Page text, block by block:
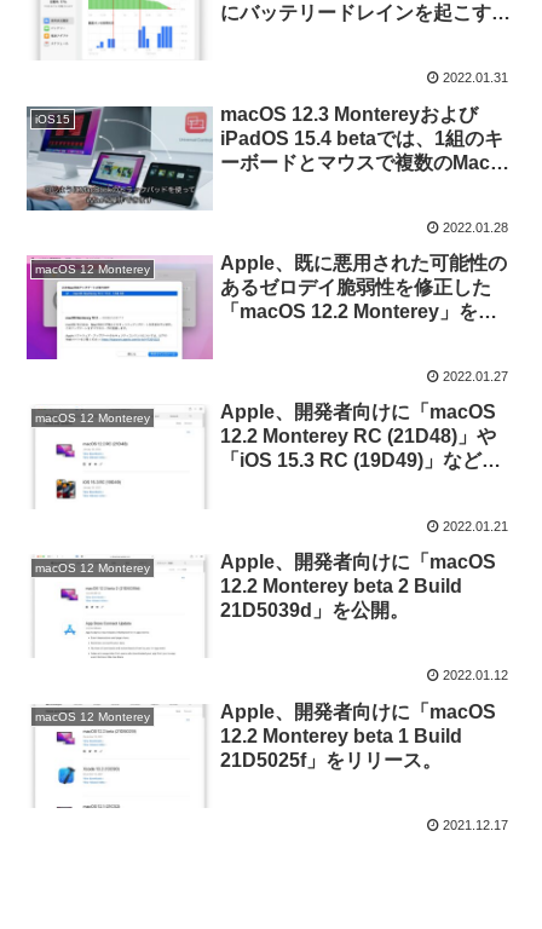
にバッテリードレインを起こす問
2022.01.31
iOS15
macOS 12.3 Montereyおよび
iPadOS 15.4 betaでは、1組のキ
ーボードとマウスで複数のMacと
2022.01.28
macOS 12 Monterey
Apple、既に悪用された可能性の
あるゼロデイ脆弱性を修正した
「macOS 12.2 Monterey」を正
2022.01.27
macOS 12 Monterey
Apple、開発者向けに「macOS
12.2 Monterey RC (21D48)」や
「iOS 15.3 RC (19D49)」などを
2022.01.21
macOS 12 Monterey
Apple、開発者向けに「macOS
12.2 Monterey beta 2 Build
21D5039d」を公開。
2022.01.12
macOS 12 Monterey
Apple、開発者向けに「macOS
12.2 Monterey beta 1 Build
21D5025f」をリリース。
2021.12.17